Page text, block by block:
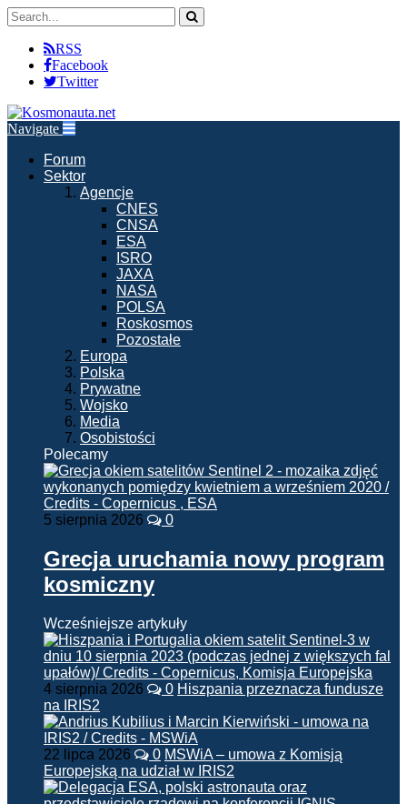
RSS
Facebook
Twitter
Navigate
Forum
Sektor
Agencje
CNES
CNSA
ESA
ISRO
JAXA
NASA
POLSA
Roskosmos
Pozostałe
Europa
Polska
Prywatne
Wojsko
Media
Osobistości
Polecamy
5 sierpnia 2026 0
Grecja uruchamia nowy program
kosmiczny
Wcześniejsze artykuły
4 sierpnia 2026 0 Hiszpania przeznacza fundusze
na IRIS2
22 lipca 2026 0 MSWiA – umowa z Komisją
Europejską na udział w IRIS2